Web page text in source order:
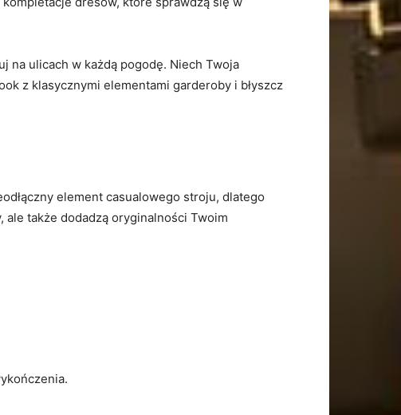
na ulicach w każdą pogodę. Niech Twoja
z klasycznymi elementami garderoby i błyszcz
element casualowego stroju, dlatego
także dodadzą oryginalności Twoim